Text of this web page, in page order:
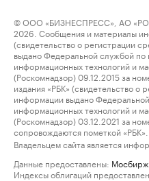
© ООО «БИЗНЕСПРЕСС», АО
2026. Сообщения и материалы
(свидетельство о регистрации
выдано Федеральной службой по
информационных технологий и
(Роскомнадзор) 09.12.2015 за
издания «РБК» (свидетельство о
информации выдано
информационных технологий и
(Роскомнадзор) 03.12.2021 за
сопровождаются пометкой «РБК».
Владельцем сайта является
Данные предоставлены:
Индексы облигаций